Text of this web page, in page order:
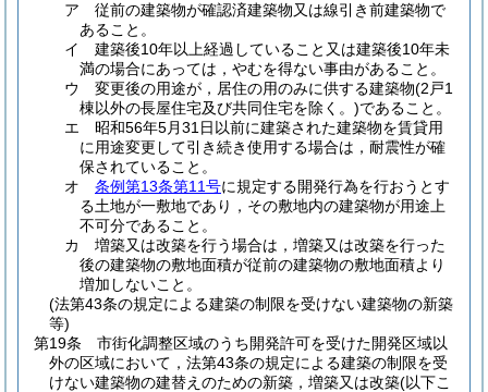
ア
従前の建築物が確認済建築物又は線引き前建築物で
あること。
イ
建築後10年以上経過していること又は建築後10年未
満の場合にあっては，やむを得ない事由があること。
ウ
変更後の用途が，居住の用のみに供する建築物(2戸1
棟以外の長屋住宅及び共同住宅を除く。)であること。
エ
昭和56年5月31日以前に建築された建築物を賃貸用
に用途変更して引き続き使用する場合は，耐震性が確
保されていること。
オ
条例第13条第11号に規定する開発行為を行おうとす
る土地が一敷地であり，その敷地内の建築物が用途上
不可分であること。
カ
増築又は改築を行う場合は，増築又は改築を行った
後の建築物の敷地面積が従前の建築物の敷地面積より
増加しないこと。
(法第43条の規定による建築の制限を受けない建築物の新築
等)
第19条
市街化調整区域のうち開発許可を受けた開発区域以
外の区域において，法第43条の規定による建築の制限を受
けない建築物の建替えのための新築，増築又は改築(以下こ